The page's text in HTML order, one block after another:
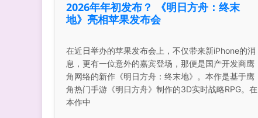
2026年年初发布？ 《明日方舟：终末
地》亮相苹果发布会
在近日举办的苹果发布会上，不仅带来新iPhone的消
息，更有一位意外的嘉宾登场，那便是国产开发商鹰
角网络的新作《明日方舟：终末地》。本作是基于鹰
角热门手游《明日方舟》制作的3D实时战略RPG。在
本作中